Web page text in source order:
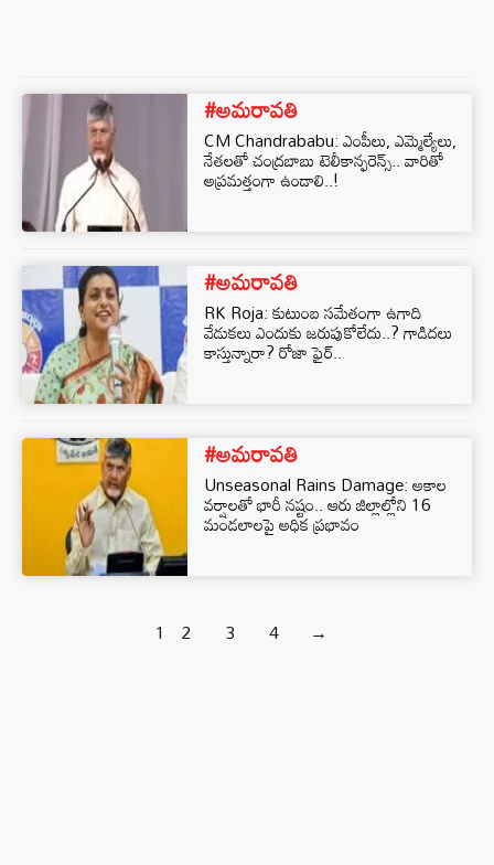
#అమరావతి
CM Chandrababu: ఎంపీలు, ఎమ్మెల్యేలు,
నేతలతో చంద్రబాబు టెలీకాన్ఫరెన్స్.. వారితో
అప్రమత్తంగా ఉండాలి..!
#అమరావతి
RK Roja: కుటుంబ సమేతంగా ఉగాది
వేడుకలు ఎందుకు జరుపుకోలేదు..? గాడిదలు
కాస్తున్నారా? రోజా ఫైర్‌..
#అమరావతి
Unseasonal Rains Damage: అకాల
వర్షాలతో భారీ నష్టం.. ఆరు జిల్లాల్లోని 16
మండలాలపై అధిక ప్రభావం
1 2 3 4 →